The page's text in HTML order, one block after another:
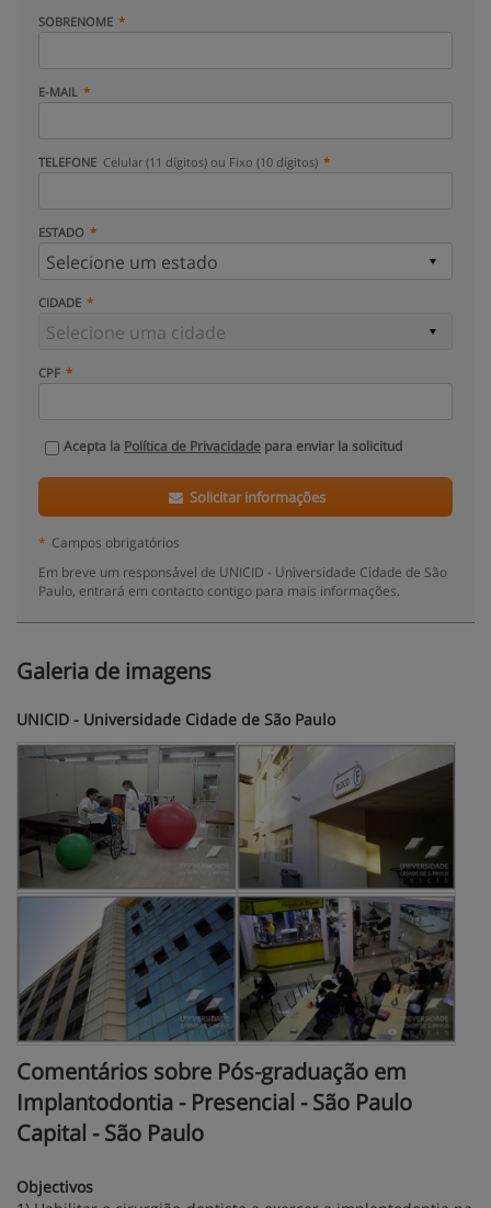
SOBRENOME
E-MAIL
TELEFONE Celular (11 dígitos) ou Fixo (10 dígitos)
ESTADO
CIDADE
CPF
Acepta la Política de Privacidade para enviar la solicitud
Solicitar informações
* Campos obrigatórios
Em breve um responsável de UNICID - Universidade Cidade de São
Paulo, entrará em contacto contigo para mais informações.
Galeria de imagens
UNICID - Universidade Cidade de São Paulo
Comentários sobre Pós-graduação em
Implantodontia - Presencial - São Paulo
Capital - São Paulo
Objectivos